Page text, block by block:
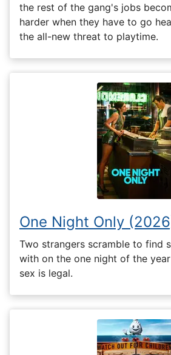
the rest of the gang's jobs
harder when they have to go
the all-new threat to playtime.
One Night Only
Two strangers scramble to find
with on the one night of the
sex is legal.